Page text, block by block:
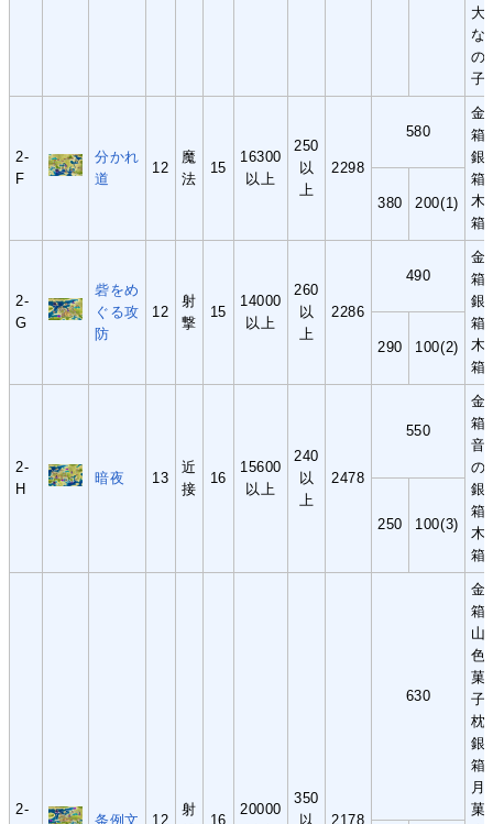
大
な
の
子
2-
F
分かれ
道
12
魔
法
15
16300
以上
250
以
上
2298
580
金
箱
銀
箱
木
箱
380 200(1)
2-
G
砦をめ
ぐる攻
防
12
射
撃
15
14000
以上
260
以
上
2286
490
金
箱
銀
箱
木
箱
290 100(2)
2-
H
暗夜 13
近
接
16
15600
以上
240
以
上
2478
550
金
箱
音
の
銀
箱
木
箱
250 100(3)
2-
条例文 12
射
16
20000
350
以
2178
630
金
箱
山
色
菓
子
枕
銀
箱
月
菓